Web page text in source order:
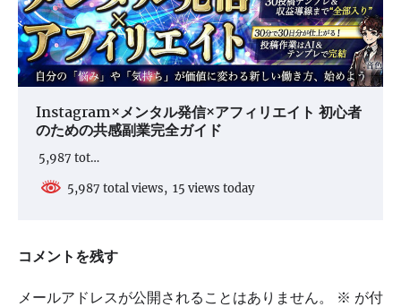
Instagram×メンタル発信×アフィリエイト 初心者
のための共感副業完全ガイド
5,987 tot…
5,987 total views, 15 views today
コメントを残す
メールアドレスが公開されることはありません。 ※ が付